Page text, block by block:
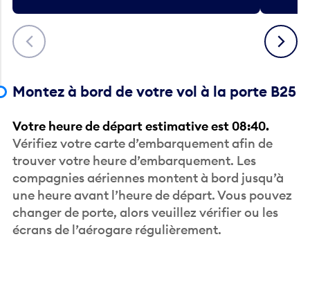
Précédent Suivant
Montez à bord de votre vol à la porte B25
Votre heure de départ estimative est 08:40.
Vérifiez votre carte d’embarquement afin de
trouver votre heure d’embarquement. Les
compagnies aériennes montent à bord jusqu’à
une heure avant l’heure de départ. Vous pouvez
changer de porte, alors veuillez vérifier ou les
écrans de l’aérogare régulièrement.